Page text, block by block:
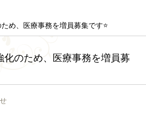
め、医療事務を増員募集です⭐️
化のため、医療事務を増員募